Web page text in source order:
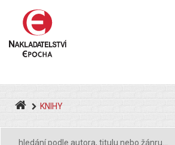
KNIHY